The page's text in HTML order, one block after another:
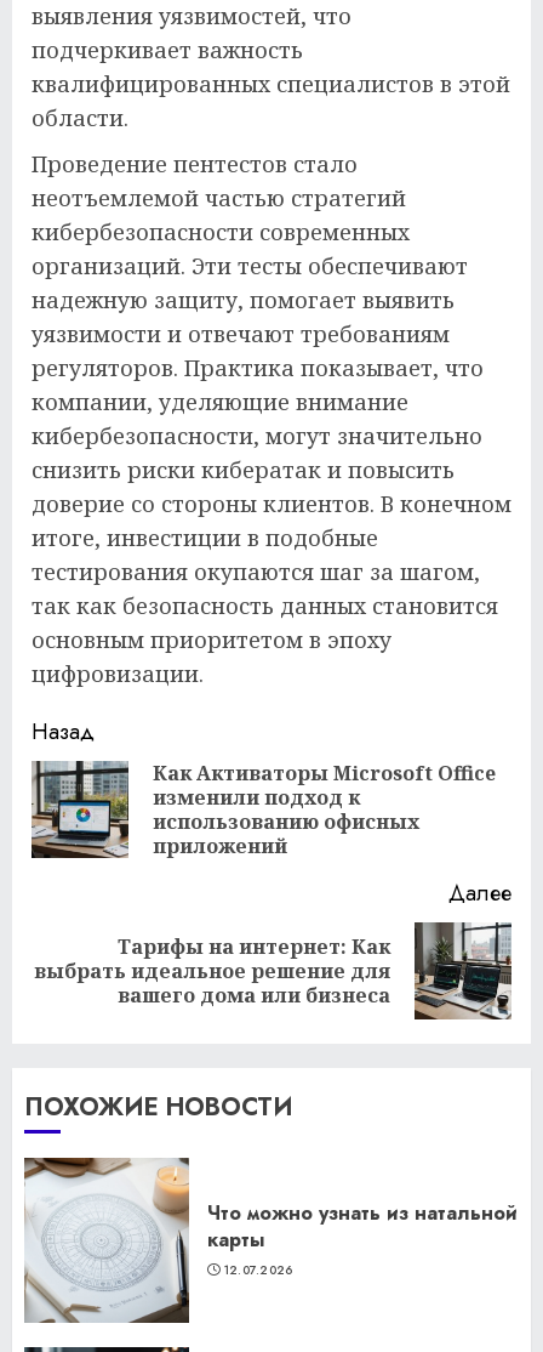
выявления уязвимостей, что
подчеркивает важность
квалифицированных специалистов в этой
области.
Проведение пентестов стало
неотъемлемой частью стратегий
кибербезопасности современных
организаций. Эти тесты обеспечивают
надежную защиту, помогает выявить
уязвимости и отвечают требованиям
регуляторов. Практика показывает, что
компании, уделяющие внимание
кибербезопасности, могут значительно
снизить риски кибератак и повысить
доверие со стороны клиентов. В конечном
итоге, инвестиции в подобные
тестирования окупаются шаг за шагом,
так как безопасность данных становится
основным приоритетом в эпоху
цифровизации.
Продолжить
чтение
Назад
Как Активаторы Microsoft Office
изменили подход к
использованию офисных
приложений
Далее
Следующая
Тарифы на интернет: Как
выбрать идеальное решение для
вашего дома или бизнеса
ПОХОЖИЕ НОВОСТИ
Что можно узнать из натальной
карты
12.07.2026